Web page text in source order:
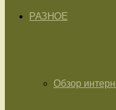
РАЗНОЕ
Обзор